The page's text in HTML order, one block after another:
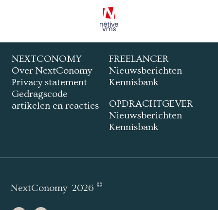
NEXTCONOMY
Over NextConomy
Privacy statement
Gedragscode
artikelen en reacties
FREELANCER
Nieuwsberichten
Kennisbank
OPDRACHTGEVER
Nieuwsberichten
Kennisbank
NextConomy 2026©